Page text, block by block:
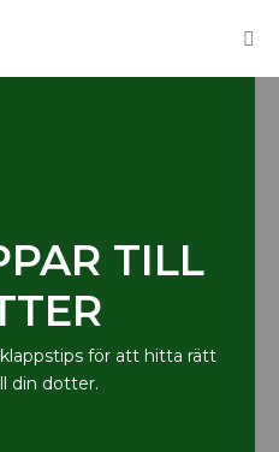
TILL
för att hitta rätt
din dotter.